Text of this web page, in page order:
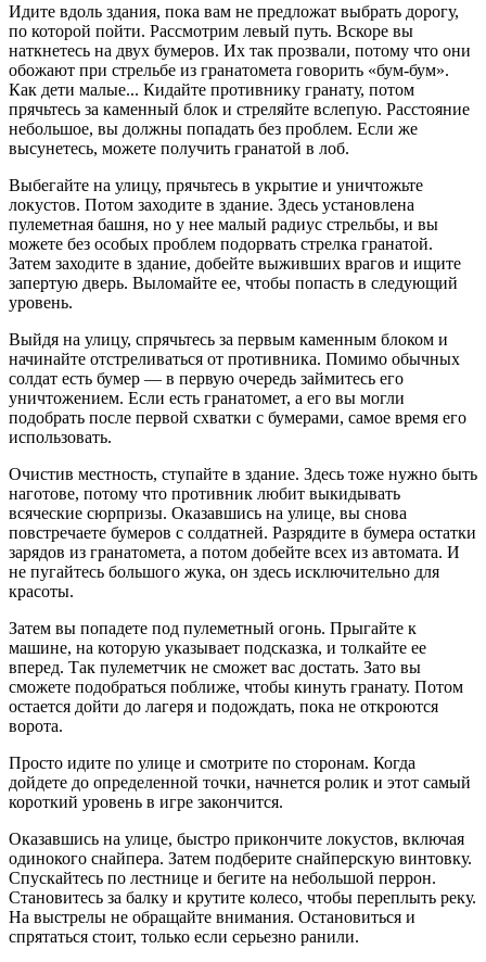
Идите вдоль здания, пока вам не предложат выбрать дорогу,
по которой пойти. Рассмотрим левый путь. Вскоре вы
наткнетесь на двух бумеров. Их так прозвали, потому что они
обожают при стрельбе из гранатомета говорить «бум-бум».
Как дети малые... Кидайте противнику гранату, потом
прячьтесь за каменный блок и стреляйте вслепую. Расстояние
небольшое, вы должны попадать без проблем. Если же
высунетесь, можете получить гранатой в лоб.
Выбегайте на улицу, прячьтесь в укрытие и уничтожьте
локустов. Потом заходите в здание. Здесь установлена
пулеметная башня, но у нее малый радиус стрельбы, и вы
можете без особых проблем подорвать стрелка гранатой.
Затем заходите в здание, добейте выживших врагов и ищите
запертую дверь. Выломайте ее, чтобы попасть в следующий
уровень.
Выйдя на улицу, спрячьтесь за первым каменным блоком и
начинайте отстреливаться от противника. Помимо обычных
солдат есть бумер — в первую очередь займитесь его
уничтожением. Если есть гранатомет, а его вы могли
подобрать после первой схватки с бумерами, самое время его
использовать.
Очистив местность, ступайте в здание. Здесь тоже нужно быть
наготове, потому что противник любит выкидывать
всяческие сюрпризы. Оказавшись на улице, вы снова
повстречаете бумеров с солдатней. Разрядите в бумера остатки
зарядов из гранатомета, а потом добейте всех из автомата. И
не пугайтесь большого жука, он здесь исключительно для
красоты.
Затем вы попадете под пулеметный огонь. Прыгайте к
машине, на которую указывает подсказка, и толкайте ее
вперед. Так пулеметчик не сможет вас достать. Зато вы
сможете подобраться поближе, чтобы кинуть гранату. Потом
остается дойти до лагеря и подождать, пока не откроются
ворота.
Просто идите по улице и смотрите по сторонам. Когда
дойдете до определенной точки, начнется ролик и этот самый
короткий уровень в игре закончится.
Оказавшись на улице, быстро прикончите локустов, включая
одинокого снайпера. Затем подберите снайперскую винтовку.
Спускайтесь по лестнице и бегите на небольшой перрон.
Становитесь за балку и крутите колесо, чтобы переплыть реку.
На выстрелы не обращайте внимания. Остановиться и
спрятаться стоит, только если серьезно ранили.